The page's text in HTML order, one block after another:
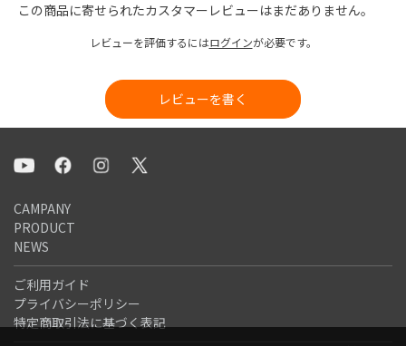
この商品に寄せられたカスタマーレビューはまだありません。
レビューを評価するにはログインが必要です。
レビューを書く
CAMPANY
PRODUCT
NEWS
ご利用ガイド
プライバシーポリシー
特定商取引法に基づく表記